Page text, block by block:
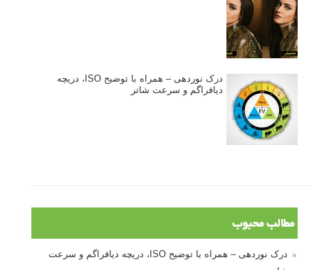
درک نوردهی – همراه با توضیح ISO، دریچه
دیافراگم و سرعت شاتر
مطالب محبوب
درک نوردهی – همراه با توضیح ISO، دریچه دیافراگم و سرعت